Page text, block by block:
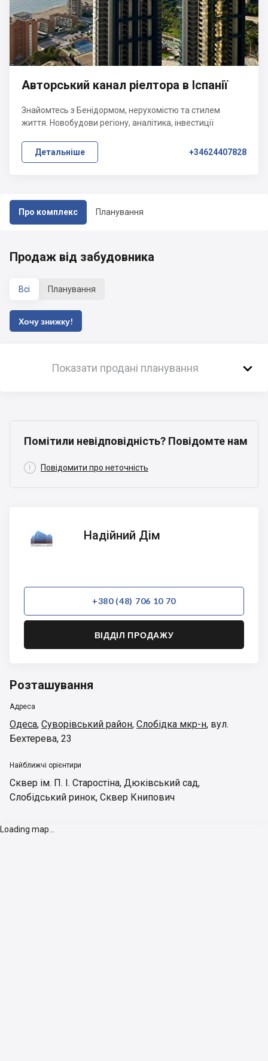
Про комплекс Планування
Авторський канал ріелтора в Іспанії
Знайомтесь з Бенідормом, нерухомістю та стилем
життя. Новобудови регіону, аналітика, інвестиції
Детальніше +34624407828
Продаж від забудовника
Всі Планування
Хочу знижку!
Показати продані планування 
Помітили невідповідність? Повідомте нам
 Повідомити про неточність
Дім
Надійний Дім
+380 (48) 706 10 70
ВІДДІЛ ПРОДАЖУ
Розташування
Адреса
Одеса, Суворівський район, Слобідка мкр-н, вул.
Бехтерева, 23
Найближчі орієнтири
Сквер ім. П. І. Старостіна, Дюківський сад,
Слобідський ринок, Сквер Книпович
Loading map...